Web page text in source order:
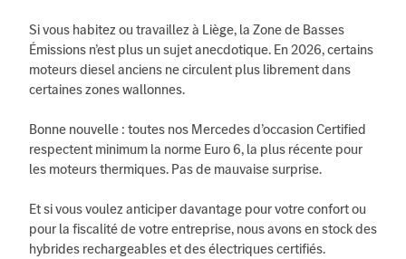
Si vous habitez ou travaillez à Liège, la Zone de Basses
Émissions n’est plus un sujet anecdotique. En 2026, certains
moteurs diesel anciens ne circulent plus librement dans
certaines zones wallonnes.
Bonne nouvelle : toutes nos Mercedes d’occasion Certified
respectent minimum la norme Euro 6, la plus récente pour
les moteurs thermiques. Pas de mauvaise surprise.
Et si vous voulez anticiper davantage pour votre confort ou
pour la fiscalité de votre entreprise, nous avons en stock des
hybrides rechargeables et des électriques certifiés.